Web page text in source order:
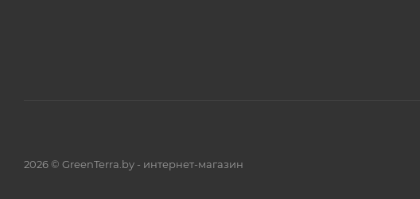
2026 © GreenTerra.by - интернет-магазин